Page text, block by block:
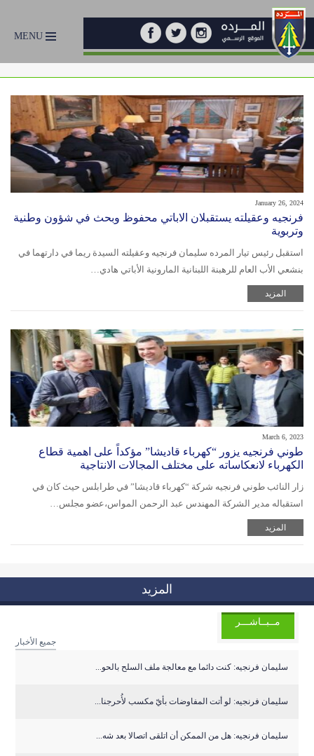
MENU
January 26, 2024
فرنجيه وعقيلته يستقبلان الاباتي محفوظ وبحث في شؤون وطنية
وتربوية
استقبل رئيس تيار المرده سليمان فرنجيه وعقيلته السيدة ريما في دارتهما في
بنشعي الأب العام للرهبنة اللبنانية المارونية الأباتي هادي…
المزيد
March 6, 2023
طوني فرنجيه يزور “كهرباء قاديشا” مؤكداً على اهمية قطاع
الكهرباء لانعكاساته على مختلف المجالات الانتاجية
زار النائب طوني فرنجيه شركة “كهرباء قاديشا” في طرابلس حيث كان في
استقباله مدير الشركة المهندس عبد الرحمن المواس،عضو مجلس…
المزيد
المزيد
مــبــاشـــر
جميع الأخبار
سليمان فرنجيه: كنت دائما مع معالجة ملف السلح بالحو...
سليمان فرنجيه: لو أتت المفاوضات بأيّ مكسب لأُحرجنا...
سليمان فرنجيه: هل من الممكن أن اتلقى اتصالا بعد شه...